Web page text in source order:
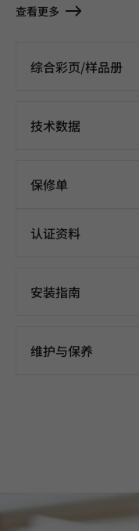
查看更多
综合彩页/样品册
技术数据
保修单
认证资料
安装指南
维护与保养